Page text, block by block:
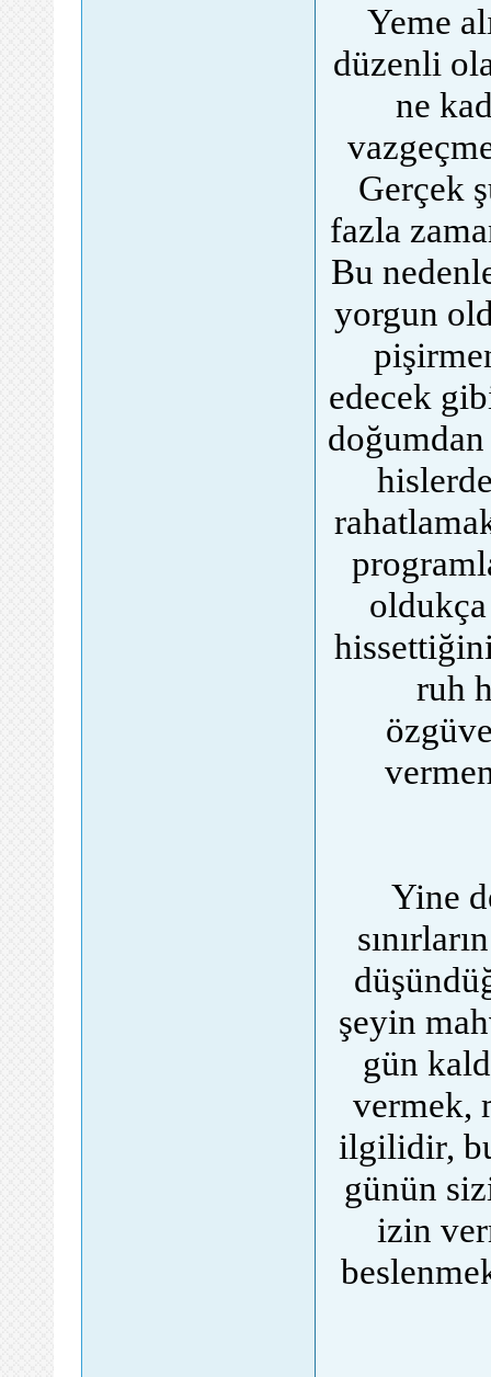
Yeme
düzenli
ne
Gerçek
fazla
Bu
yorgun
edecek
ruh
Yine
şeyin
gün
vermek,
ilgilidir,
günün
izin